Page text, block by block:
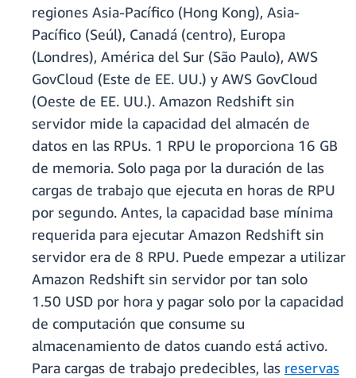
regiones Asia-Pacífico (Hong Kong), Asia-
Pacífico (Seúl), Canadá (centro), Europa
(Londres), América del Sur (São Paulo), AWS
GovCloud (Este de EE. UU.) y AWS GovCloud
(Oeste de EE. UU.). Amazon Redshift sin
servidor mide la capacidad del almacén de
datos en las RPUs. 1 RPU le proporciona 16 GB
de memoria. Solo paga por la duración de las
cargas de trabajo que ejecuta en horas de RPU
por segundo. Antes, la capacidad base mínima
requerida para ejecutar Amazon Redshift sin
servidor era de 8 RPU. Puede empezar a utilizar
Amazon Redshift sin servidor por tan solo
1.50 USD por hora y pagar solo por la capacidad
de computación que consume su
almacenamiento de datos cuando está activo.
Para cargas de trabajo predecibles, las reservas